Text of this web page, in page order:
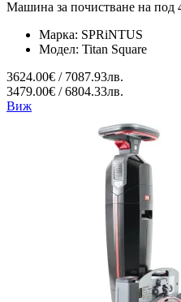
Машина за почистване на под
Марка: SPRiNTUS
Модел: Titan Square
3624.00€ / 7087.93лв.
3479.00€ / 6804.33лв.
Виж